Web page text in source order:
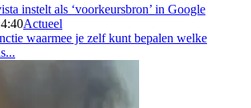
instelt als ‘voorkeursbron’ in Google
Actueel
waarmee je zelf kunt bepalen welke